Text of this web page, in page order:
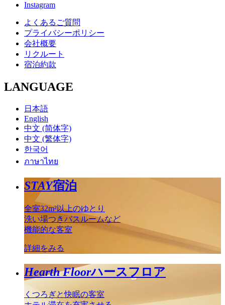
Instagram
よくあるご質問
プライバシーポリシー
会社概要
リクルート
宿泊約款
LANGUAGE
日本語
English
中文 (简体字)
中文 (繁体字)
한국어
ภาษาไทย
STAY宿泊
全室32m²以上のゆとり
洗い場つきバスルームなど
機能的な客室
詳細をみる
Hearth Floorハースフロア
くつろぎと快眠の客室